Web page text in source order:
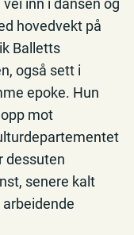
inn i dansen og
hovedvekt på
Balletts
også sett i
epoke. Hun
mot
dessuten
senere kalt